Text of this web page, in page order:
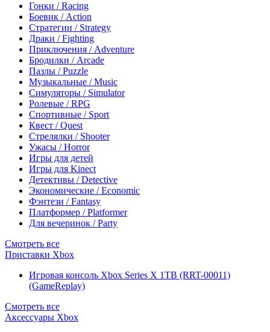
Гонки / Racing
Боевик / Action
Стратегии / Strategy
Драки / Fighting
Приключения / Adventure
Бродилки / Arcade
Пазлы / Puzzle
Музыкальные / Music
Симуляторы / Simulator
Ролевые / RPG
Спортивные / Sport
Квест / Quest
Стрелялки / Shooter
Ужасы / Horror
Игры для детей
Игры для Kinect
Детективы / Detective
Экономические / Economic
Фэнтези / Fantasy
Платформер / Platformer
Для вечеринок / Party
Смотреть все
Приставки Xbox
Игровая консоль Xbox Series X 1TB (RRT-00011)
(GameReplay)
Смотреть все
Аксессуары Xbox